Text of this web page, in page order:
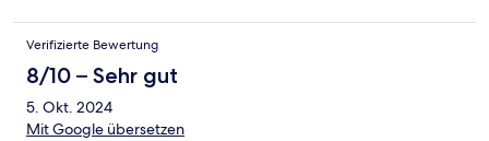
Verifizierte Bewertung
8/10 – Sehr gut
5. Okt. 2024
Mit Google übersetzen